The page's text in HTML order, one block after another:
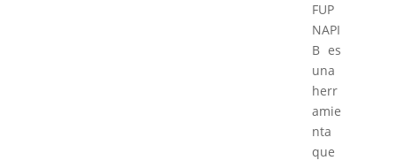
FUP
NAPI
B es
una
herr
amie
nta
que